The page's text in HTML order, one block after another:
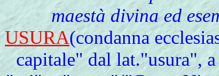
maestà divina ed
USURA(condanna
capitale" dal lat."usura",